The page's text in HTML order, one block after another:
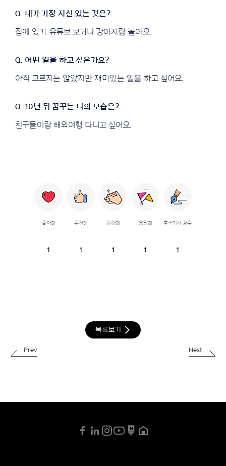
집에 있기. 유튜브 보거나 강아지랑 놀아요.
아직 고르지는 않았지만 재미있는 일을 하고 싶어요.
친구들이랑 해외여행 다니고 싶어요.
좋아해
1
추천해
1
칭찬해
1
응원해
1
후속기사 강추
1
목록보기
Prev Next